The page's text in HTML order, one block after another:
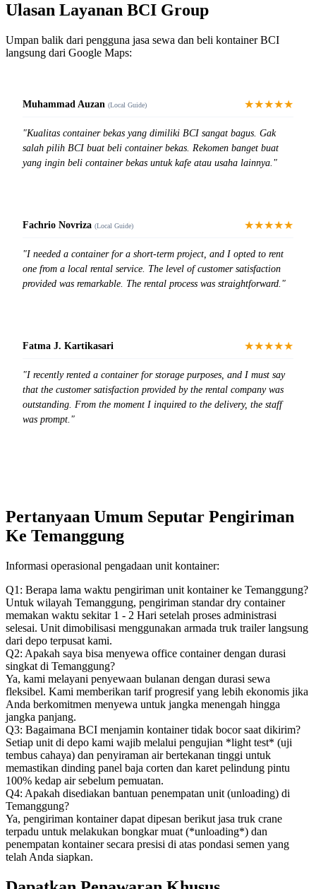
Ulasan Layanan BCI Group
Umpan balik dari pengguna jasa sewa dan beli kontainer BCI
langsung dari Google Maps:
Muhammad Auzan (Local Guide) ★★★★★
"Kualitas container bekas yang dimiliki BCI sangat bagus. Gak
salah pilih BCI buat beli container bekas. Rekomen banget buat
yang ingin beli container bekas untuk kafe atau usaha lainnya."
Fachrio Novriza (Local Guide) ★★★★★
"I needed a container for a short-term project, and I opted to rent
one from a local rental service. The level of customer satisfaction
provided was remarkable. The rental process was straightforward."
Fatma J. Kartikasari ★★★★★
"I recently rented a container for storage purposes, and I must say
that the customer satisfaction provided by the rental company was
outstanding. From the moment I inquired to the delivery, the staff
was prompt."
Pertanyaan Umum Seputar Pengiriman
Ke Temanggung
Informasi operasional pengadaan unit kontainer:
Q1: Berapa lama waktu pengiriman unit kontainer ke Temanggung?
Untuk wilayah Temanggung, pengiriman standar dry container
memakan waktu sekitar 1 - 2 Hari setelah proses administrasi
selesai. Unit dimobilisasi menggunakan armada truk trailer langsung
dari depo terpusat kami.
Q2: Apakah saya bisa menyewa office container dengan durasi
singkat di Temanggung?
Ya, kami melayani penyewaan bulanan dengan durasi sewa
fleksibel. Kami memberikan tarif progresif yang lebih ekonomis jika
Anda berkomitmen menyewa untuk jangka menengah hingga
jangka panjang.
Q3: Bagaimana BCI menjamin kontainer tidak bocor saat dikirim?
Setiap unit di depo kami wajib melalui pengujian *light test* (uji
tembus cahaya) dan penyiraman air bertekanan tinggi untuk
memastikan dinding panel baja corten dan karet pelindung pintu
100% kedap air sebelum pemuatan.
Q4: Apakah disediakan bantuan penempatan unit (unloading) di
Temanggung?
Ya, pengiriman kontainer dapat dipesan berikut jasa truk crane
terpadu untuk melakukan bongkar muat (*unloading*) dan
penempatan kontainer secara presisi di atas pondasi semen yang
telah Anda siapkan.